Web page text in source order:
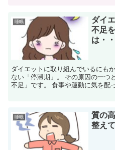
睡眠
ダイ
不足
は・・
ダイエットに取り組んでいるにも
ない「停滞期」。 その原因の一つ
不足」です。 食事や運動に気を配
睡眠
質の
整え